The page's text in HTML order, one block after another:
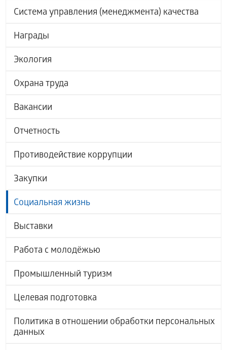
Система управления (менеджмента) качества
Награды
Экология
Охрана труда
Вакансии
Отчетность
Противодействие коррупции
Закупки
Социальная жизнь
Выставки
Работа с молодёжью
Промышленный туризм
Целевая подготовка
Политика в отношении обработки персональных
данных